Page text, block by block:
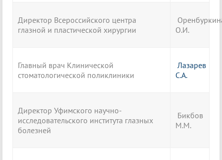
Директор Всероссийского центра
глазной и пластической хирургии
О.И.
Главный врач Клинической
стоматологической поликлиники
Лазарев
С.А.
Директор Уфимского научно-
исследовательского института глазных
болезней
Бикбов
М.М.